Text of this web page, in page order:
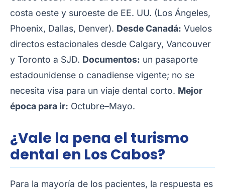
costa oeste y suroeste de EE. UU. (Los Ángeles,
Phoenix, Dallas, Denver). Desde Canadá: Vuelos
directos estacionales desde Calgary, Vancouver
y Toronto a SJD. Documentos: un pasaporte
estadounidense o canadiense vigente; no se
necesita visa para un viaje dental corto. Mejor
época para ir: Octubre–Mayo.
¿Vale la pena el turismo
dental en Los Cabos?
Para la mayoría de los pacientes, la respuesta es